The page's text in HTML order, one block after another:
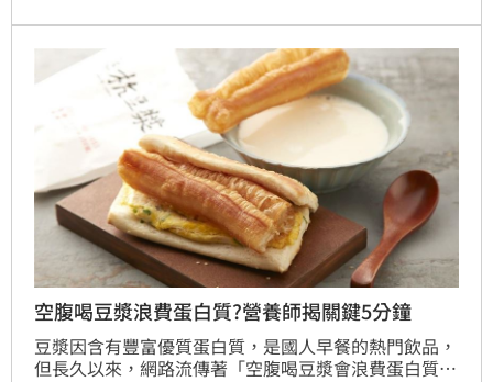
空腹喝豆漿浪費蛋白質?營養師揭關鍵5分鐘
豆漿因含有豐富優質蛋白質，是國人早餐的熱門飲品，
但長久以來，網路流傳著「空腹喝豆漿會浪費蛋白質」